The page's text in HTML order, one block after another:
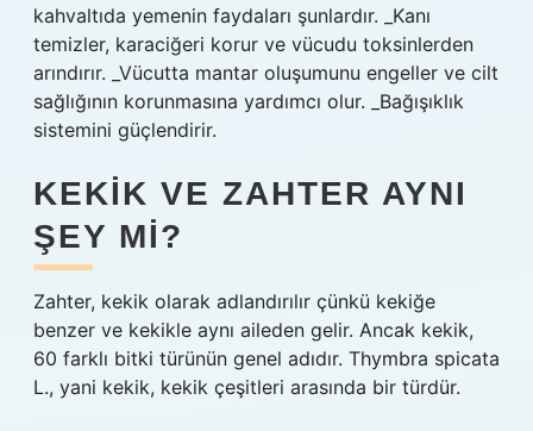
kahvaltıda yemenin faydaları şunlardır. _Kanı
temizler, karaciğeri korur ve vücudu toksinlerden
arındırır. _Vücutta mantar oluşumunu engeller ve cilt
sağlığının korunmasına yardımcı olur. _Bağışıklık
sistemini güçlendirir.
KEKIK VE ZAHTER AYNI
ŞEY MI?
Zahter, kekik olarak adlandırılır çünkü kekiğe
benzer ve kekikle aynı aileden gelir. Ancak kekik,
60 farklı bitki türünün genel adıdır. Thymbra spicata
L., yani kekik, kekik çeşitleri arasında bir türdür.